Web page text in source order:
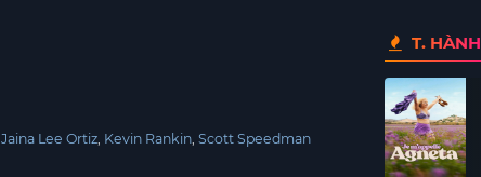
Jaina Lee Ortiz Kevin Rankin Scott Speedman
T. HÀNH